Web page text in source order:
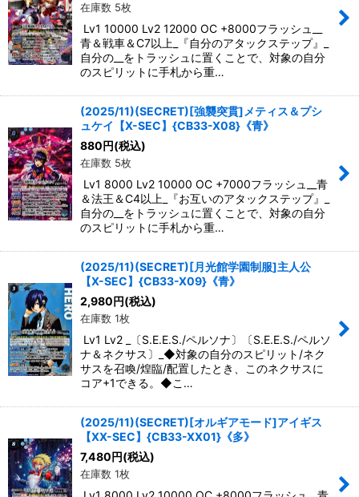
在庫数 5枚
Lv1 10000 Lv2 12000 OC +8000フラッシュ__
青＆戦車＆C7以上_『自分のアタックステップ』_
自分の__をトラッシュに置くことで、対象の自分
のスピリットに手札から重…
(2025/11)(SECRET)[強襲突貫]メティス＆プシ
ュケイ【X-SEC】{CB33-X08}《青》
880 円(税込)
在庫数 5枚
Lv1 8000 Lv2 10000 OC +7000フラッシュ__青
＆法王＆C4以上_『お互いのアタックステップ』_
自分の__をトラッシュに置くことで、対象の自分
のスピリットに手札から重…
(2025/11)(SECRET)[月光館学園制服]主人公
【X-SEC】{CB33-X09}《青》
2,980 円(税込)
在庫数 1枚
Lv1 Lv2 _〔S.E.E.S./ペルソナ〕〔S.E.E.S./ペルソ
ナ＆ネクサス〕_◆対象の自分のスピリット/ネク
サスを召喚/煌臨/配置したとき、このネクサスに
コア+1できる。◆こ…
(2025/11)(SECRET)[オルギアモード]アイギス
【XX-SEC】{CB33-XX01}《多》
7,480 円(税込)
在庫数 1枚